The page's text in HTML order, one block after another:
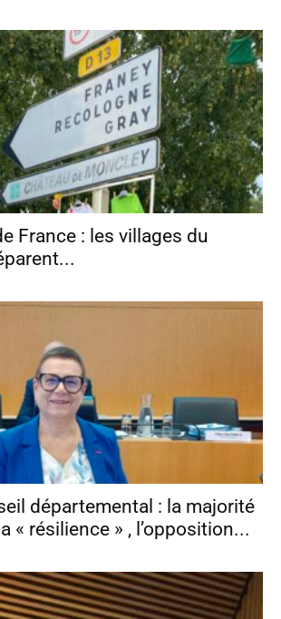
France : les villages du
départemental : la majorité
« résilience » , l’opposition...